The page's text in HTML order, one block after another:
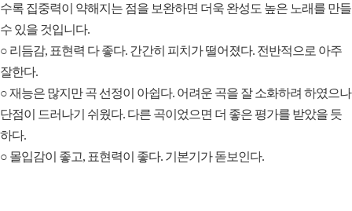
수록 집중력이 약해지는 점을 보완하면 더욱 완성도 높은 노래를 만들
수 있을 것입니다.
○ 리듬감, 표현력 다 좋다. 간간히 피치가 떨어졌다. 전반적으로 아주
잘한다.
○ 재능은 많지만 곡 선정이 아쉽다. 어려운 곡을 잘 소화하려 하였으나
단점이 드러나기 쉬웠다. 다른 곡이었으면 더 좋은 평가를 받았을 듯
하다.
○ 몰입감이 좋고, 표현력이 좋다. 기본기가 돋보인다.